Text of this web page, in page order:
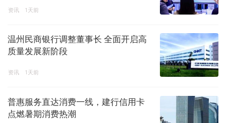
资讯 1天前
温州民商银行调整董事长 全面开启高
质量发展新阶段
资讯 1天前
普惠服务直达消费一线，建行信用卡
点燃暑期消费热潮